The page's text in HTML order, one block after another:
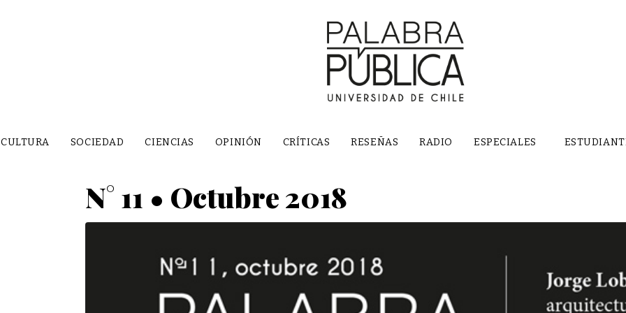
CULTURA SOCIEDAD CIENCIAS OPINIÓN CRÍTICAS RESEÑAS RADIO ESPECIALES
N° 11 • Octubre 2018